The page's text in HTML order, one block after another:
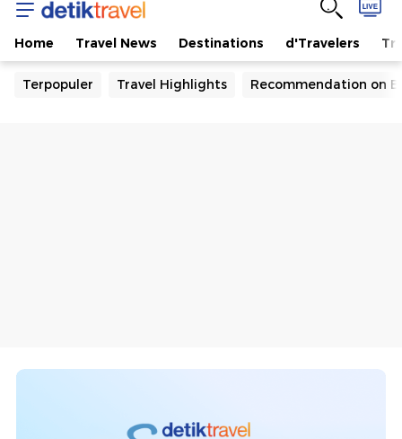
Home Travel News Destinations d'Travelers
Terpopuler Travel Highlights Recommendation on